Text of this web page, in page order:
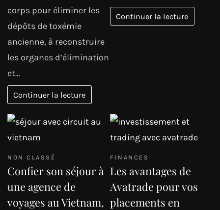
corps pour éliminer les
dépôts de toxémie
ancienne, à reconstruire
les organes d’élimination
et…
Continuer la lecture
Continuer la lecture
NON CLASSÉ
Confier son séjour à
une agence de
voyages au Vietnam,
FINANCES
Les avantages de
Avatrade pour vos
placements en